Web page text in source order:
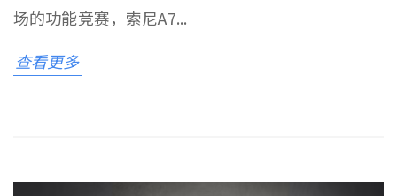
场的功能竞赛，索尼A7...
查看更多